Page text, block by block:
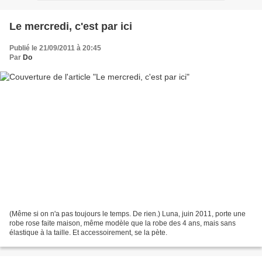
Le mercredi, c'est par ici
Publié le 21/09/2011 à 20:45
Par Do
(Même si on n'a pas toujours le temps. De rien.) Luna, juin 2011, porte une
robe rose faite maison, même modèle que la robe des 4 ans, mais sans
élastique à la taille. Et accessoirement, se la pète.